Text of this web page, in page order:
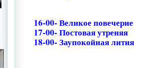
16-00- Великое повечерие
17-00- Постовая утреняя
18-00- Заупокойная лития